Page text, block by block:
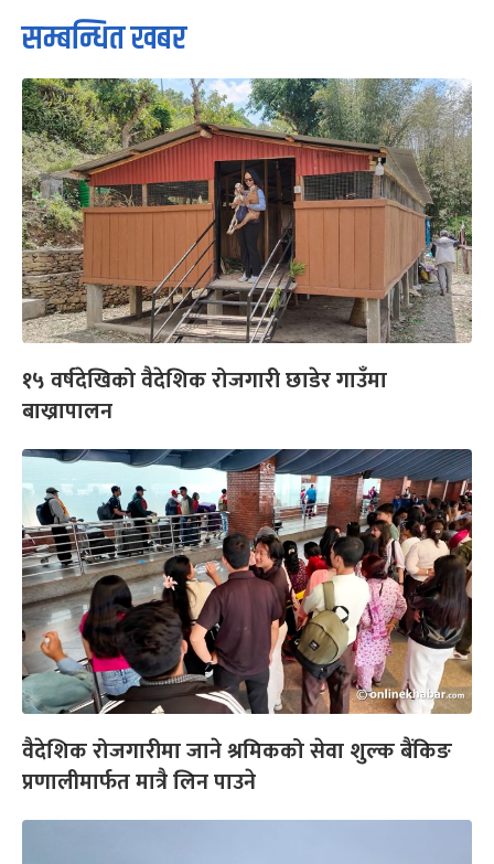
सम्बन्धित खबर
१५ वर्षदेखिको वैदेशिक रोजगारी छाडेर गाउँमा
बाख्रापालन
वैदेशिक रोजगारीमा जाने श्रमिकको सेवा शुल्क बैंकिङ
प्रणालीमार्फत मात्रै लिन पाउने